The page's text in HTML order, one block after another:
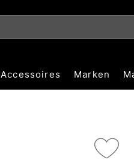
Accessoires Marken